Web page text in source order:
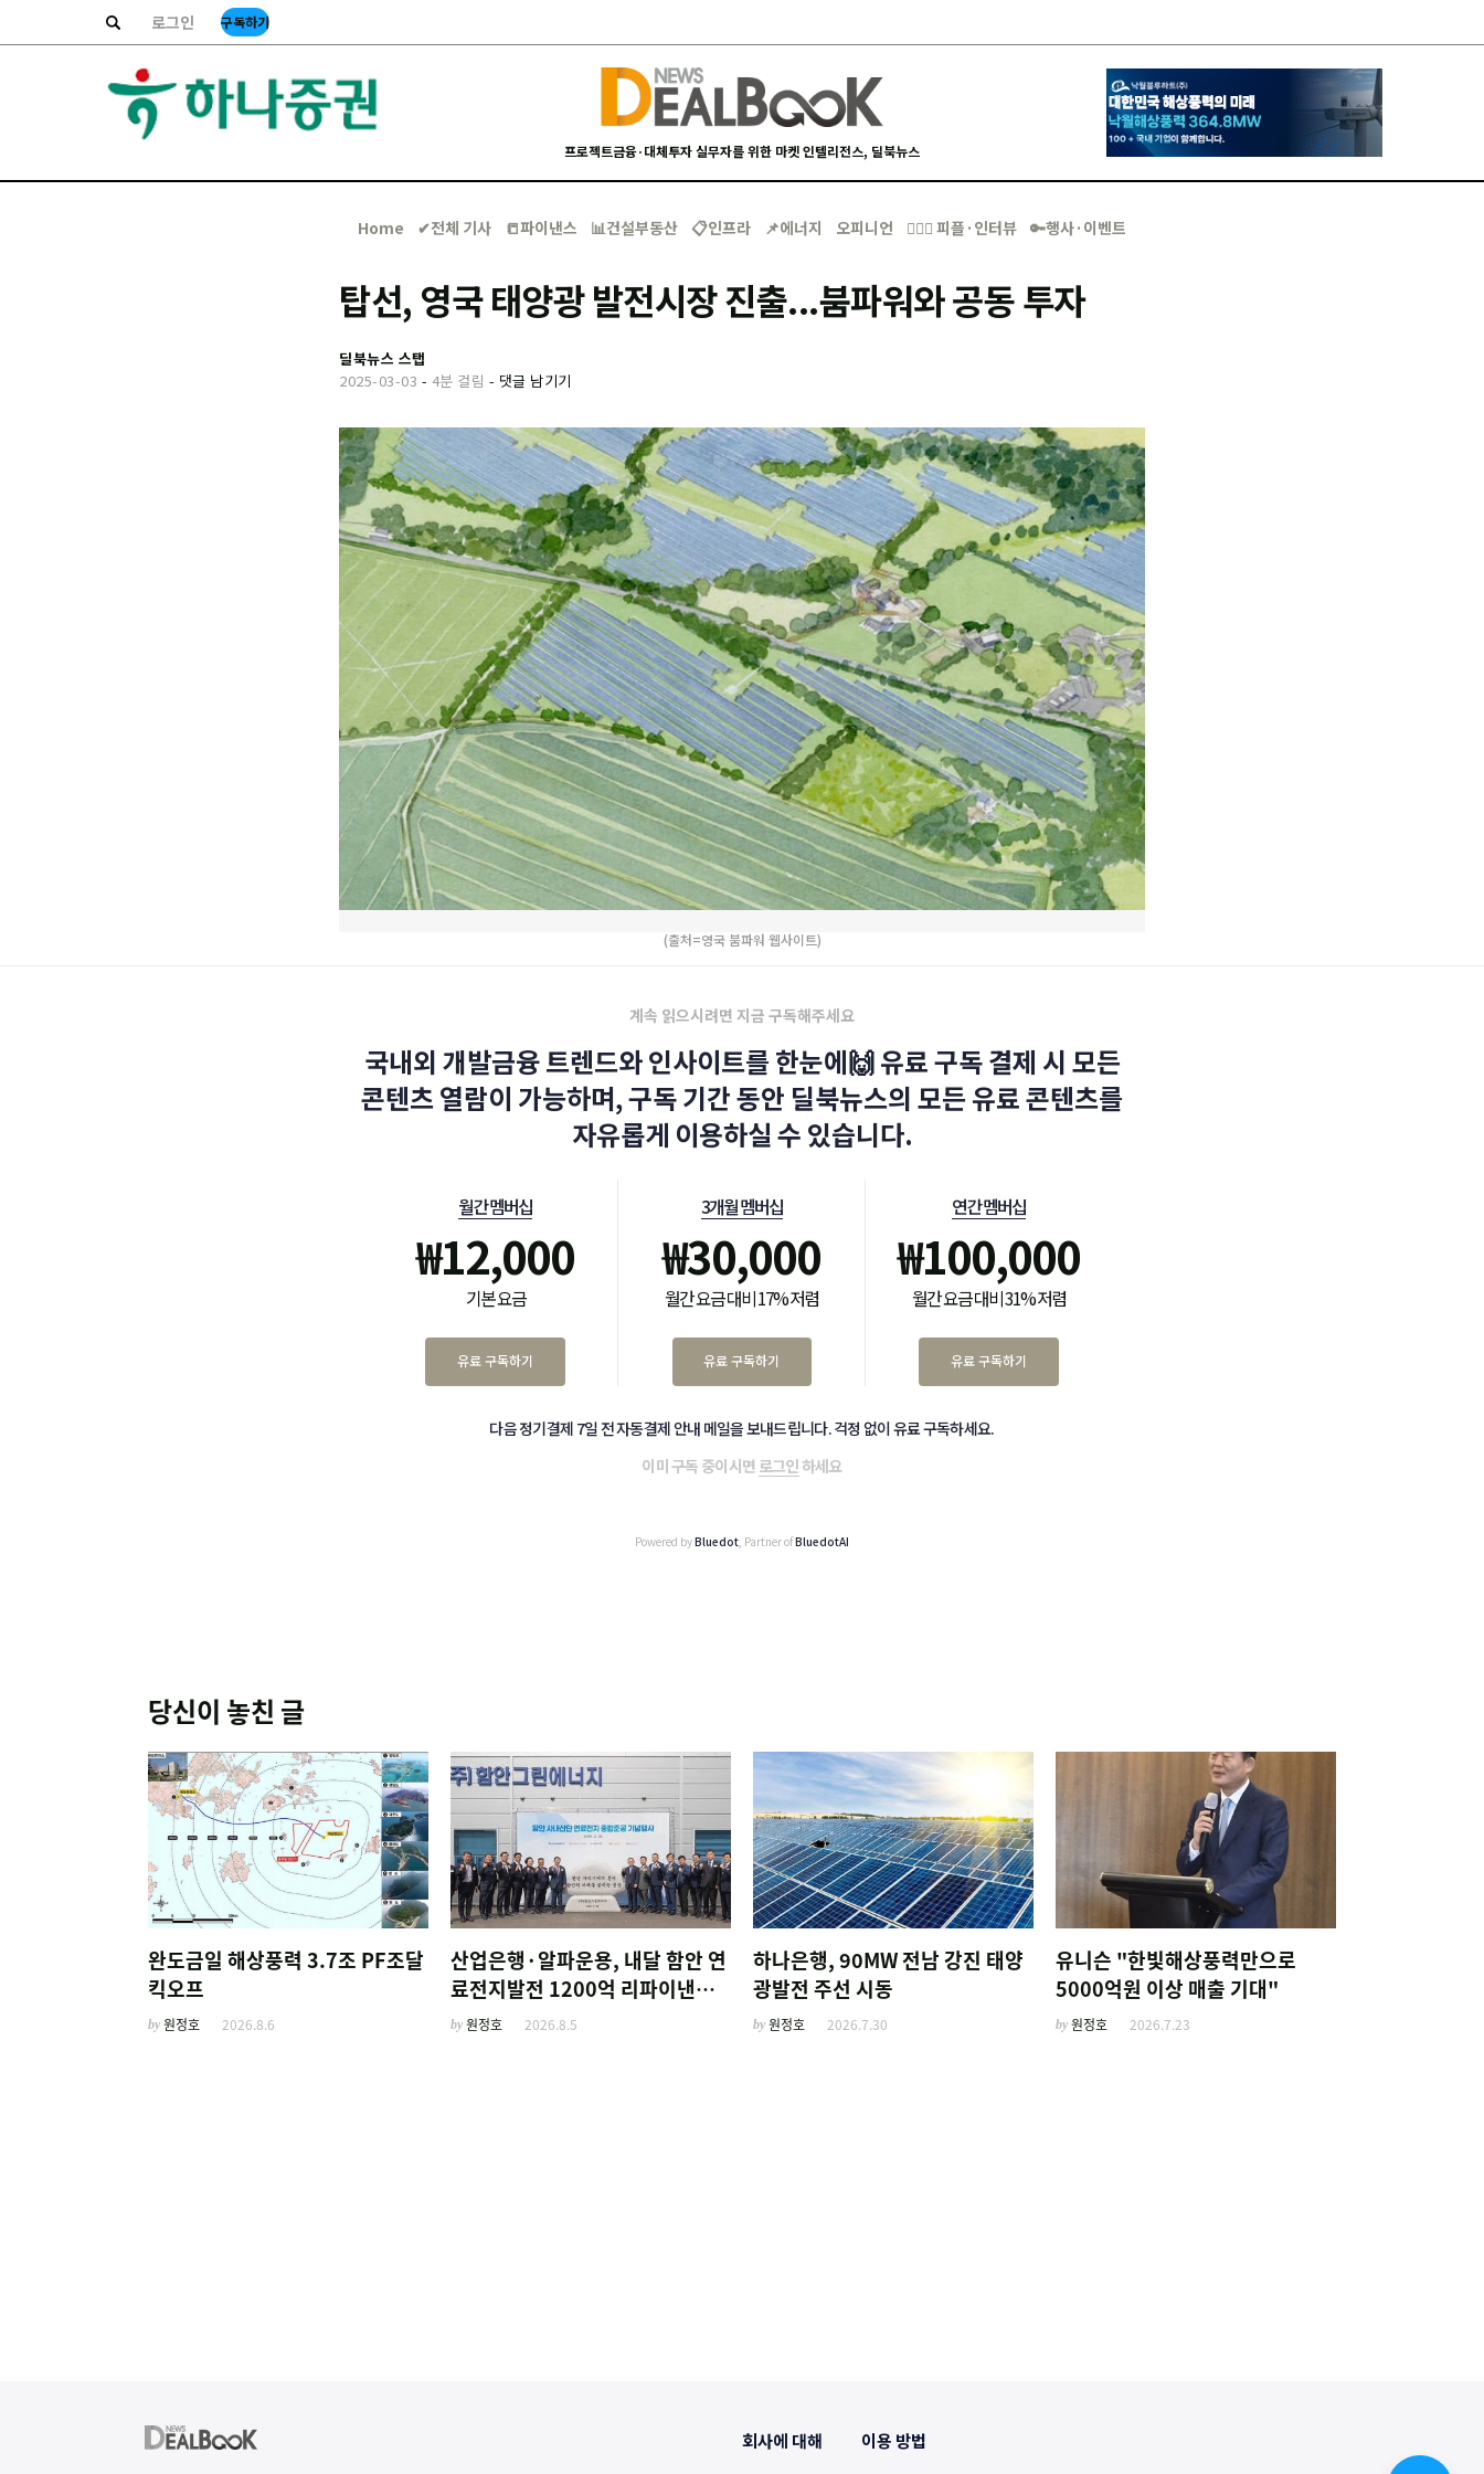
로그인 구독하기
프로젝트금융·대체투자 실무자를 위한 마켓 인텔리전스, 딜북뉴스
Home ✔︎전체 기사 📒파이낸스 📊건설부동산 📋인프라 📌에너지 오피니언 🙋🏻‍♂️ 피플·인터뷰 🔑행사·이벤트
탑선, 영국 태양광 발전시장 진출...붐파워와 공동 투자
딜북뉴스 스탭
2025-03-03 - 4분 걸림 - 댓글 남기기
(출처=영국 붐파워 웹사이트)
계속 읽으시려면 지금 구독해주세요
국내외 개발금융 트렌드와 인사이트를 한눈에🙌 유료 구독 결제 시 모든
콘텐츠 열람이 가능하며, 구독 기간 동안 딜북뉴스의 모든 유료 콘텐츠를
자유롭게 이용하실 수 있습니다.
월간 멤버십
₩12,000
기본 요금
유료 구독하기
3개월 멤버십
₩30,000
월간 요금 대비 17% 저렴
유료 구독하기
연간 멤버십
₩100,000
월간 요금 대비 31% 저렴
유료 구독하기
다음 정기결제 7일 전 자동결제 안내 메일을 보내드립니다. 걱정 없이 유료 구독하세요.
이미 구독 중이시면 로그인하세요
Powered byBluedot, Partner ofBluedotAI
당신이 놓친 글
완도금일 해상풍력 3.7조 PF조달
킥오프
by원정호 2026.8.6
산업은행·알파운용, 내달 함안 연
료전지발전 1200억 리파이낸싱
주선
by원정호 2026.8.5
하나은행, 90MW 전남 강진 태양
광발전 주선 시동
by원정호 2026.7.30
유니슨 "한빛해상풍력만으로
5000억원 이상 매출 기대"
by원정호 2026.7.23
회사에 대해 이용 방법